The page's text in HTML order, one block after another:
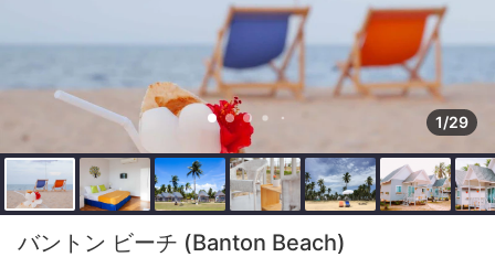
1/29
バントン ビーチ (Banton Beach)
星評価 3つ星